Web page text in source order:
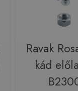
Ravak
kád